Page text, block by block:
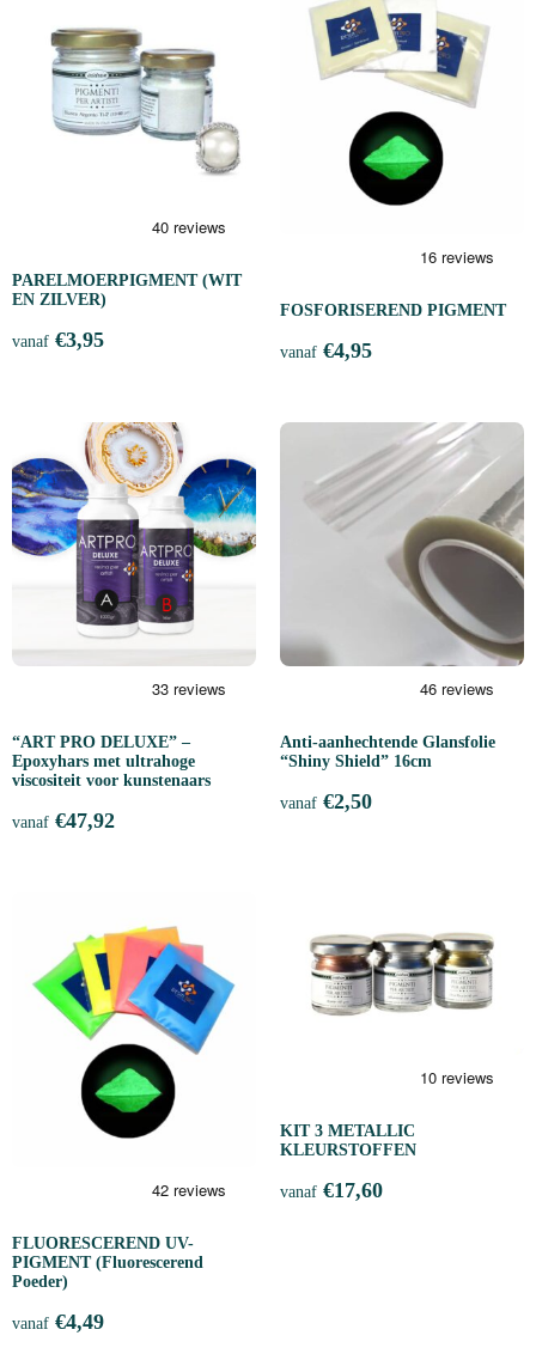
PARELMOERPIGMENT (WIT
EN ZILVER)
vanaf €3,95
FOSFORISEREND PIGMENT
vanaf €4,95
“ART PRO DELUXE” –
Epoxyhars met ultrahoge
viscositeit voor kunstenaars
vanaf €47,92
Anti-aanhechtende Glansfolie
“Shiny Shield” 16cm
vanaf €2,50
FLUORESCEREND UV-
PIGMENT (Fluorescerend
Poeder)
vanaf €4,49
KIT 3 METALLIC
KLEURSTOFFEN
vanaf €17,60